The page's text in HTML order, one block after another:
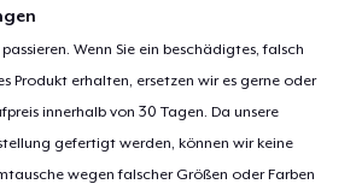
Wenn Sie ein beschädigtes, falsch
Produkt erhalten, ersetzen wir es gerne oder
innerhalb von 30 Tagen. Da unsere
gefertigt werden, können wir keine
wegen falscher Größen oder Farben